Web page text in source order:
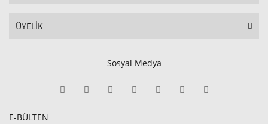
ÜYELİK
Sosyal Medya
E-BÜLTEN